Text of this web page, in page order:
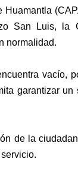
San Luis, la
normalidad.
vacío,
garantizar
de la